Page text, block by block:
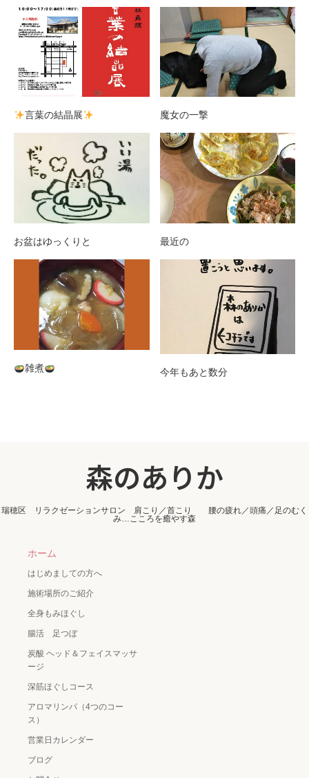
言葉の結晶展 魔女の一撃
お盆はゆっくりと 最近の
雑煮 今年もあと数分
森のありか
瑞穂区 リラクゼーションサロン 肩こり／首こり 腰の疲れ／頭痛／足のむく
み…こころを癒やす森
ホーム
はじめましての方へ
施術場所のご紹介
全身もみほぐし
腸活 足つぼ
炭酸 ヘッド＆フェイスマッサ
ージ
深筋ほぐしコース
アロマリンパ（4つのコー
ス）
営業日カレンダー
ブログ